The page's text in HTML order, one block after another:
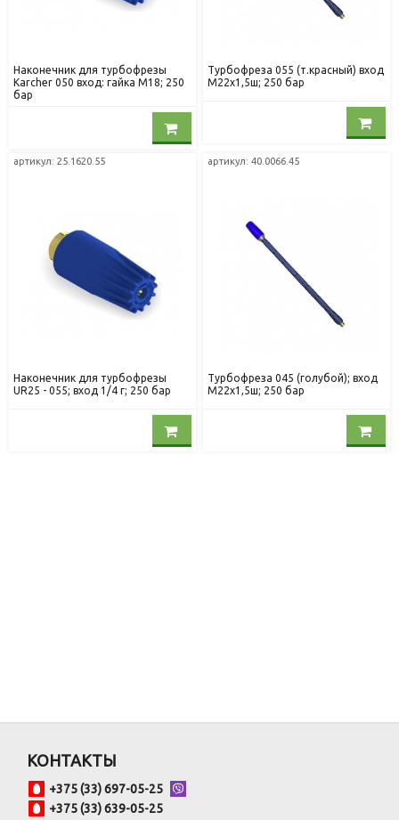
Наконечник для турбофрезы
Karcher 050 вход: гайка М18; 250
бар
Турбофреза 055 (т.красный) вход
М22х1,5ш; 250 бар
артикул: 25.1620.55
Наконечник для турбофрезы
UR25 - 055; вход 1/4 г; 250 бар
артикул: 40.0066.45
Турбофреза 045 (голубой); вход
М22х1,5ш; 250 бар
КОНТАКТЫ
+375 (33) 697-05-25
+375 (33) 639-05-25